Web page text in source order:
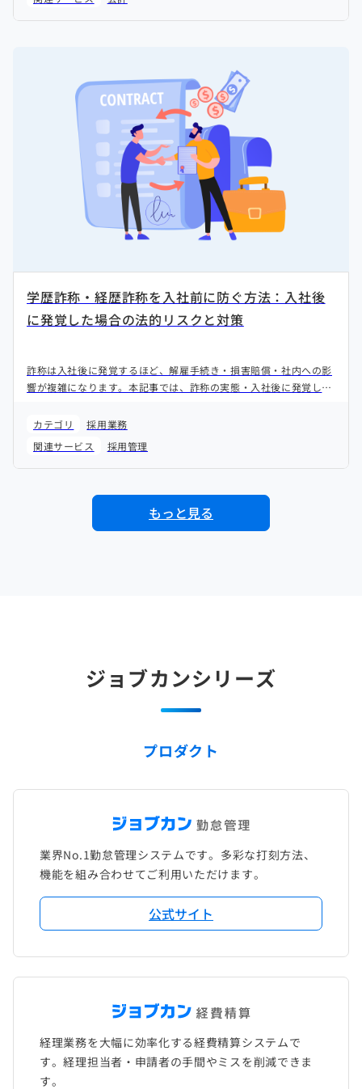
学歴詐称・経歴詐称を入社前に防ぐ方法：入社後
に発覚した場合の法的リスクと対策
詐称は入社後に発覚するほど、解雇手続き・損害賠償・社内への影
響が複雑になります。本記事では、詐称の実態・入社後に発覚した
説します。
カテゴリ
採用業務
関連サービス
採用管理
もっと見る
ジョブカンシリーズ
プロダクト
業界No.1勤怠管理システムです。多彩な打刻方法、
機能を組み合わせてご利用いただけます。
公式サイト
経理業務を大幅に効率化する経費精算システムで
す。経理担当者・申請者の手間やミスを削減できま
す。